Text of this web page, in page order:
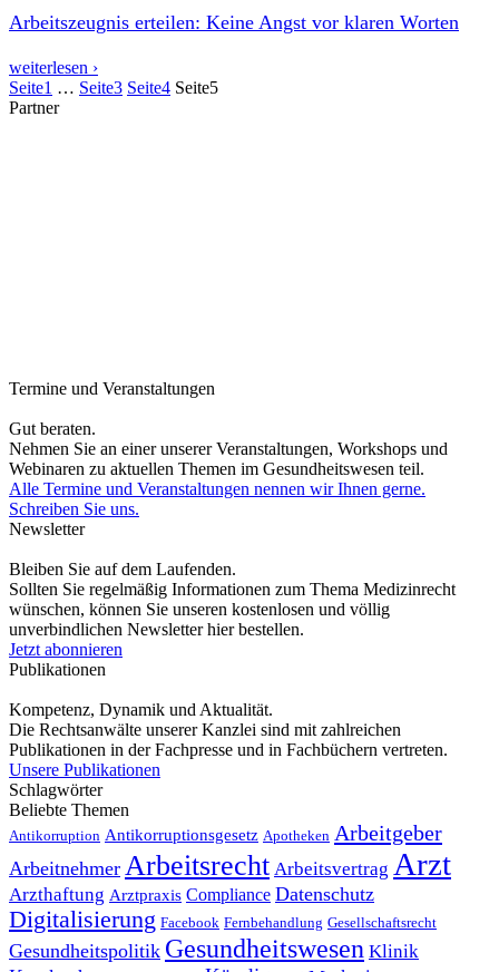
Arbeitszeugnis erteilen: Keine Angst vor klaren Worten
weiterlesen ›
Seite1 … Seite3 Seite4 Seite5
Partner
Termine und Veranstaltungen
Gut beraten.
Nehmen Sie an einer unserer Veranstaltungen, Workshops und
Webinaren zu aktuellen Themen im Gesundheitswesen teil.
Alle Termine und Veranstaltungen nennen wir Ihnen gerne.
Schreiben Sie uns.
Newsletter
Bleiben Sie auf dem Laufenden.
Sollten Sie regelmäßig Informationen zum Thema Medizinrecht
wünschen, können Sie unseren kostenlosen und völlig
unverbindlichen Newsletter hier bestellen.
Jetzt abonnieren
Publikationen
Kompetenz, Dynamik und Aktualität.
Die Rechtsanwälte unserer Kanzlei sind mit zahlreichen
Publikationen in der Fachpresse und in Fachbüchern vertreten.
Unsere Publikationen
Schlagwörter
Beliebte Themen
Antikorruption Antikorruptionsgesetz Apotheken Arbeitgeber
Arbeitnehmer Arbeitsrecht Arbeitsvertrag Arzt
Arzthaftung Arztpraxis Compliance Datenschutz
Digitalisierung Facebook Fernbehandlung Gesellschaftsrecht
Gesundheitspolitik Gesundheitswesen Klinik